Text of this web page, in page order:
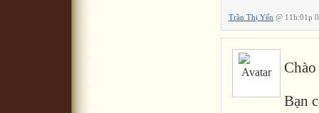
Trần Thị Yến @ 11h:01p
Bạn